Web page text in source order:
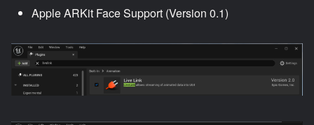
Apple ARKit Face Support (Version 0.1)